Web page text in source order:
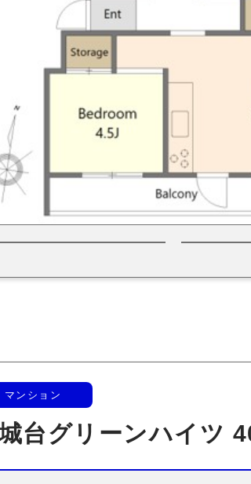
マンション
台グリーンハイツ